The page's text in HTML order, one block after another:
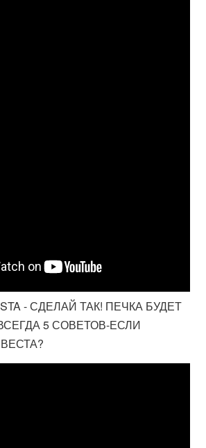
- СДЕЛАЙ ТАК! ПЕЧКА БУДЕТ
5 СОВЕТОВ-ЕСЛИ